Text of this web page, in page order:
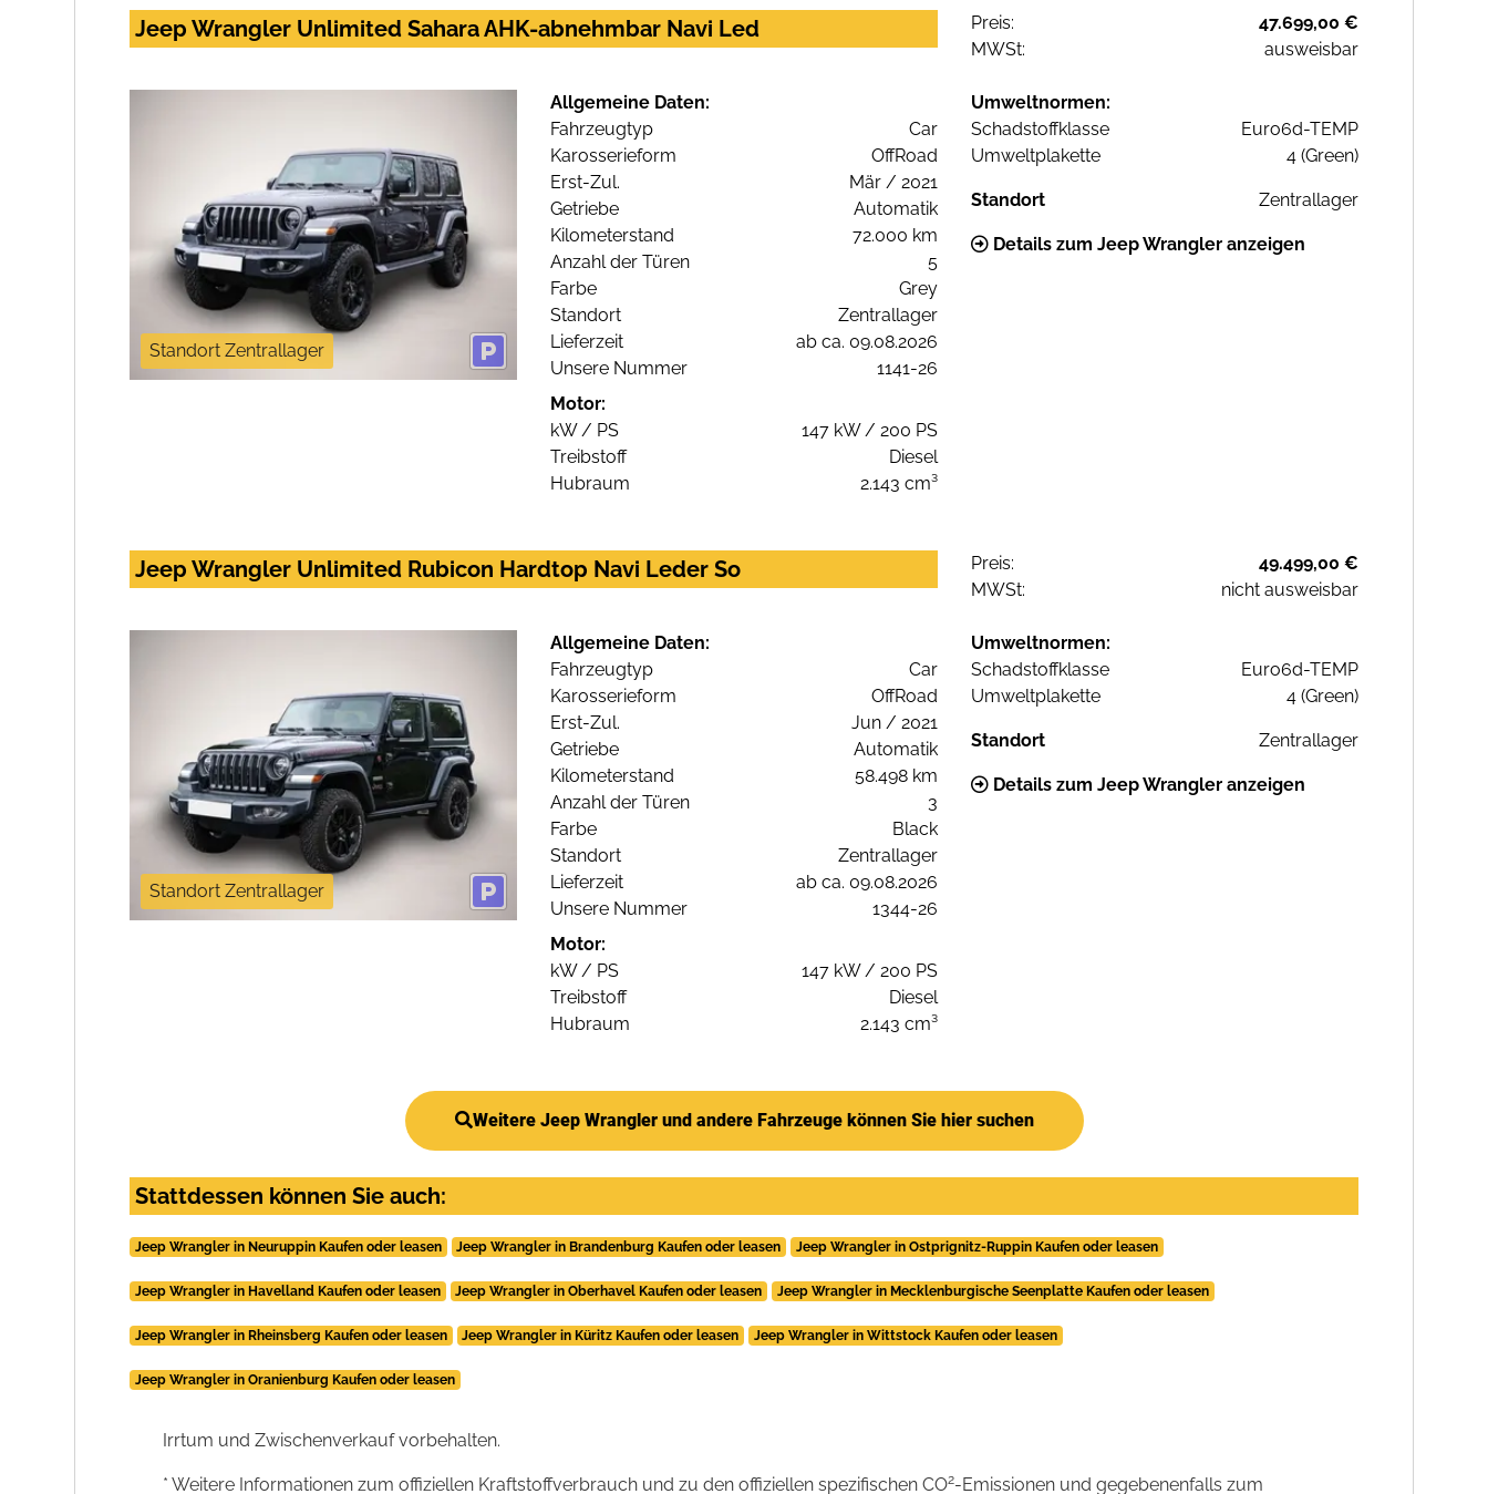
Jeep Wrangler Unlimited Sahara AHK-abnehmbar Navi Led Preis:
47.699,00 €
MWSt:
ausweisbar
Standort Zentrallager
Allgemeine Daten:
Fahrzeugtyp
Car
Karosserieform
OffRoad
Erst-Zul.
Mär / 2021
Getriebe
Automatik
Kilometerstand
72.000 km
Anzahl der Türen
5
Farbe
Grey
Standort
Zentrallager
Lieferzeit
ab ca. 09.08.2026
Unsere Nummer
1141-26
Motor:
kW / PS
147 kW / 200 PS
Treibstoff
Diesel
Hubraum
2.143 cm³
Umweltnormen:
Schadstoffklasse
Euro6d-TEMP
Umweltplakette
4 (Green)
Standort Zentrallager
Details zum Jeep Wrangler anzeigen
Jeep Wrangler Unlimited Rubicon Hardtop Navi Leder So Preis:
49.499,00 €
MWSt:
nicht ausweisbar
Standort Zentrallager
Allgemeine Daten:
Fahrzeugtyp
Car
Karosserieform
OffRoad
Erst-Zul.
Jun / 2021
Getriebe
Automatik
Kilometerstand
58.498 km
Anzahl der Türen
3
Farbe
Black
Standort
Zentrallager
Lieferzeit
ab ca. 09.08.2026
Unsere Nummer
1344-26
Motor:
kW / PS
147 kW / 200 PS
Treibstoff
Diesel
Hubraum
2.143 cm³
Umweltnormen:
Schadstoffklasse
Euro6d-TEMP
Umweltplakette
4 (Green)
Standort Zentrallager
Details zum Jeep Wrangler anzeigen
Weitere Jeep Wrangler und andere Fahrzeuge können Sie hier suchen
Stattdessen können Sie auch:
Jeep Wrangler in Neuruppin Kaufen oder leasen Jeep Wrangler in Brandenburg Kaufen oder leasen Jeep Wrangler in Ostprignitz-Ruppin Kaufen oder leasen
Jeep Wrangler in Havelland Kaufen oder leasen Jeep Wrangler in Oberhavel Kaufen oder leasen Jeep Wrangler in Mecklenburgische Seenplatte Kaufen oder leasen
Jeep Wrangler in Rheinsberg Kaufen oder leasen Jeep Wrangler in Küritz Kaufen oder leasen Jeep Wrangler in Wittstock Kaufen oder leasen
Jeep Wrangler in Oranienburg Kaufen oder leasen
Irrtum und Zwischenverkauf vorbehalten.
* Weitere Informationen zum offiziellen Kraftstoffverbrauch und zu den offiziellen spezifischen CO2-Emissionen und gegebenenfalls zum